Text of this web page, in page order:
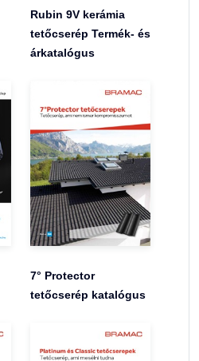
Rubin 9V kerámia
tetőcserép Termék- és
árkatalógus
7° Protector
tetőcserép katalógus